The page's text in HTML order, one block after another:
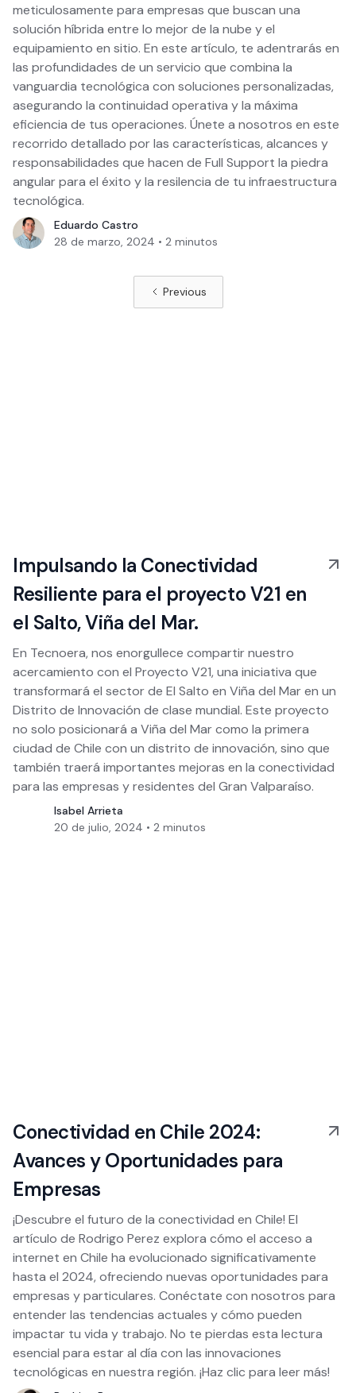
meticulosamente para empresas que buscan una
solución híbrida entre lo mejor de la nube y el
equipamiento en sitio. En este artículo, te adentrarás en
las profundidades de un servicio que combina la
vanguardia tecnológica con soluciones personalizadas,
asegurando la continuidad operativa y la máxima
eficiencia de tus operaciones. Únete a nosotros en este
recorrido detallado por las características, alcances y
responsabilidades que hacen de Full Support la piedra
angular para el éxito y la resilencia de tu infraestructura
tecnológica.
Eduardo Castro
28 de marzo, 2024 • 2 minutos
Previous
Impulsando la Conectividad
Resiliente para el proyecto V21 en
el Salto, Viña del Mar.
En Tecnoera, nos enorgullece compartir nuestro
acercamiento con el Proyecto V21, una iniciativa que
transformará el sector de El Salto en Viña del Mar en un
Distrito de Innovación de clase mundial. Este proyecto
no solo posicionará a Viña del Mar como la primera
ciudad de Chile con un distrito de innovación, sino que
también traerá importantes mejoras en la conectividad
para las empresas y residentes del Gran Valparaíso.
Isabel Arrieta
20 de julio, 2024 • 2 minutos
Conectividad en Chile 2024:
Avances y Oportunidades para
Empresas
¡Descubre el futuro de la conectividad en Chile! El
artículo de Rodrigo Perez explora cómo el acceso a
internet en Chile ha evolucionado significativamente
hasta el 2024, ofreciendo nuevas oportunidades para
empresas y particulares. Conéctate con nosotros para
entender las tendencias actuales y cómo pueden
impactar tu vida y trabajo. No te pierdas esta lectura
esencial para estar al día con las innovaciones
tecnológicas en nuestra región. ¡Haz clic para leer más!